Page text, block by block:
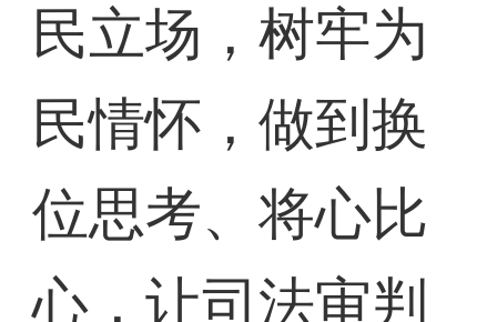
民立场，树牢为
民情怀，做到换
位思考、将心比
心，让司法审判